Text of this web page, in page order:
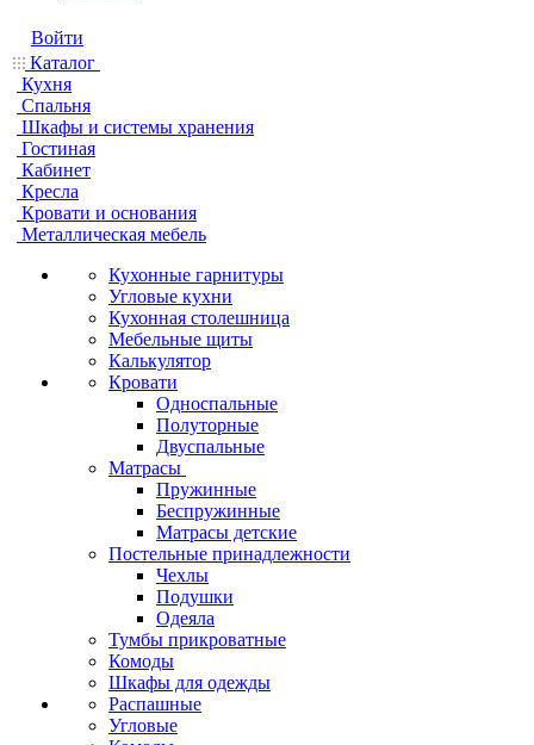
Войти
Каталог
Кухня
Спальня
Шкафы и системы хранения
Гостиная
Кабинет
Кресла
Кровати и основания
Металлическая мебель
Кухонные гарнитуры
Угловые кухни
Кухонная столешница
Мебельные щиты
Калькулятор
Кровати
Односпальные
Полуторные
Двуспальные
Матрасы
Пружинные
Беспружинные
Матрасы детские
Постельные принадлежности
Чехлы
Подушки
Одеяла
Тумбы прикроватные
Комоды
Шкафы для одежды
Распашные
Угловые